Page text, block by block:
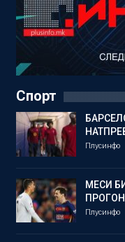
Спорт
Плусинфо
МЕСИ
Плусинфо